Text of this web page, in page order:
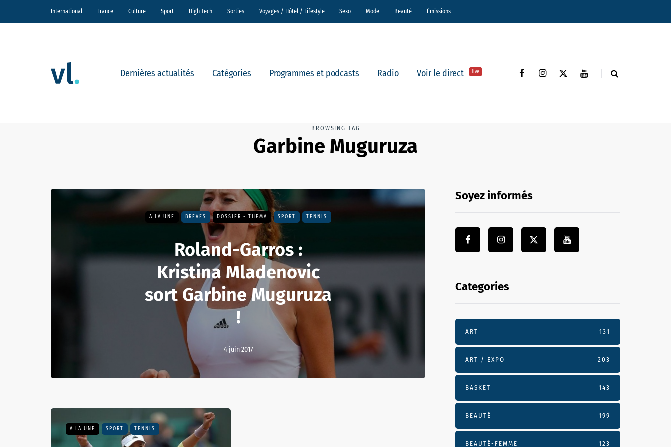
International France Culture Sport High Tech Sorties Voyages / Hôtel / Lifestyle Sexo Mode Beauté Émissions
Dernières actualités Catégories Programmes et podcasts Radio Voir le direct live
BROWSING TAG
Garbine Muguruza
A LA UNE BRÈVES DOSSIER - THEMA SPORT TENNIS
Roland-Garros :
Kristina Mladenovic
sort Garbine Muguruza
!
4 juin 2017
A LA UNE SPORT TENNIS
Soyez informés
Categories
ART 131
ART / EXPO 203
BASKET 143
BEAUTÉ 199
BEAUTÉ-FEMME 123